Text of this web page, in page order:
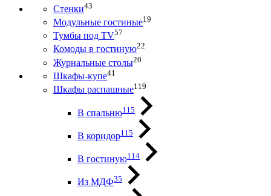
Стенки43
Модульные гостиные19
Тумбы под ТV57
Комоды в гостиную22
Журнальные столы20
Шкафы-купе41
Шкафы распашные119
В спальню115
В коридор115
В гостиную114
Из МДФ35